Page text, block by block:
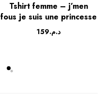
Tshirt femme – j’men
fous je suis une princesse
د.م.159